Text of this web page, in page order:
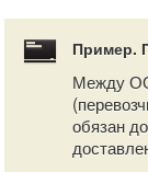
Пример.
Между
обязан